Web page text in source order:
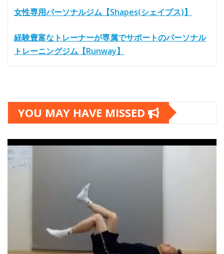
女性専用パーソナルジム【Shapes(シェイプス)】
経験豊富なトレーナーが専属でサポートのパーソナル
トレーニングジム【Runway】
YOU MAY HAVE MISSED